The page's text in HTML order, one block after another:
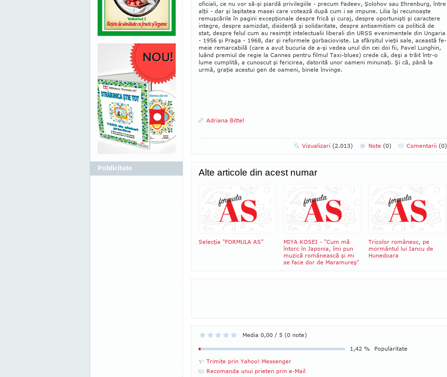
oficiali, ce nu vor să-şi piardă privilegiile - precum Fadeev, Şo­lo­­hov sau Ehrenburg, între
alţii - dar şi laşitatea masei care votează după cum i se impune. Lilia îşi re­­cu­noaş­te
remuşcările în pagini excepţionale des­pre frică şi curaj, despre oportunişti şi caractere
inte­gre, des­pre samizdat, disidenţă şi solidaritate, des­pre an­ti­semitism ca politică de
stat, despre felul cum au re­simţit intelectualii liberali din URSS eveni­men­te­le din Ungaria
- 1956 şi Praga - 1968, dar şi refor­me­le gorbacioviste. La sfârşitul vieţii sale, această fe­
meie remarcabilă (care a avut bucuria de a-şi ve­dea unul din cei doi fii, Pavel Lunghin,
luând premiul de regie la Cannes pentru filmul Taxi-blues) crede că, deşi a trăit într-o
lume cum­pli­tă, a cunoscut şi fericirea, datorită unor oa­meni minunaţi. Şi că, până la
urmă, graţie acestui gen de oa­meni, binele învinge.
Adriana Bittel
Vizualizari (2.013) Note (0) Comentarii (0)
Alte articole din acest numar
Selecţia "FORMULA AS"
MIYA KOSEI - "Cum mă
întorc în Japonia, îmi pun
muzică românească şi mi
se face dor de Maramureş"
Tricolor românesc, pe
mormântul lui Iancu de
Hunedoara
Media 0,00 / 5 (0 note)
Popularitate
1,42 %
Trimite prin Yahoo! Messenger
Recomanda unui prieten prin e-Mail
Publicitate